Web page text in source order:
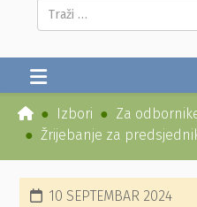
Pretraga...
Izbori Za
Žrijebanje za
10 SEPTEMBAR 2024